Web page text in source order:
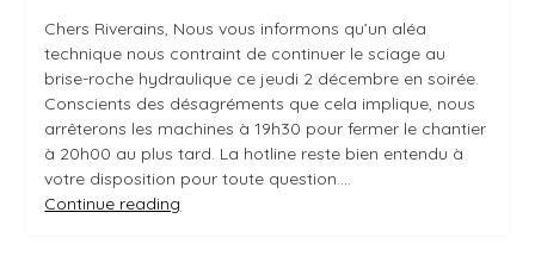
Chers Riverains, Nous vous informons qu’un aléa
technique nous contraint de continuer le sciage au
brise-roche hydraulique ce jeudi 2 décembre en soirée.
Conscients des désagréments que cela implique, nous
arrêterons les machines à 19h30 pour fermer le chantier
à 20h00 au plus tard. La hotline reste bien entendu à
votre disposition pour toute question.…
Continue reading